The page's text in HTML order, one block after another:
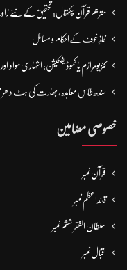
مترجم قرآن پکتھال: تحقیق کے نئے
نمازِ خوف کےاحکام و مسائل
کنزیومرازم یا کموڈیفکیشن: اشہاری مواد
سندھ طاس معاہدہ، بھارت کی ہٹ دھرمی
خصوصی مضامین
قرآن نمبر
قائداعظم نمبر
سلطان الفقر ششم نمبر
اقبال نمبر